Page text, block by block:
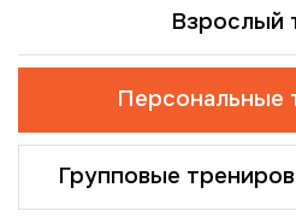
Взрослый
Персональные
Групповые